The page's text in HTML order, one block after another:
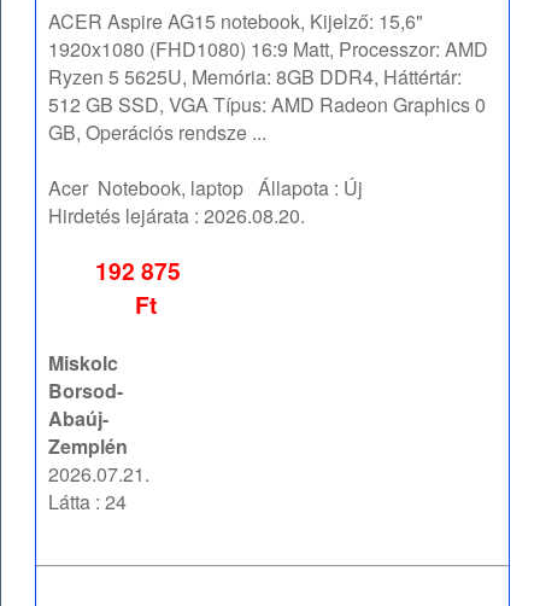
ACER Aspire AG15 notebook, Kijelző: 15,6"
1920x1080 (FHD1080) 16:9 Matt, Processzor: AMD
Ryzen 5 5625U, Memória: 8GB DDR4, Háttértár:
512 GB SSD, VGA Típus: AMD Radeon Graphics 0
GB, Operációs rendsze ...
Acer Notebook, laptop Állapota : Új
Hirdetés lejárata :2026.08.20.
192 875
Ft
Miskolc
Borsod-
Abaúj-
Zemplén
2026.07.21.
Látta : 24